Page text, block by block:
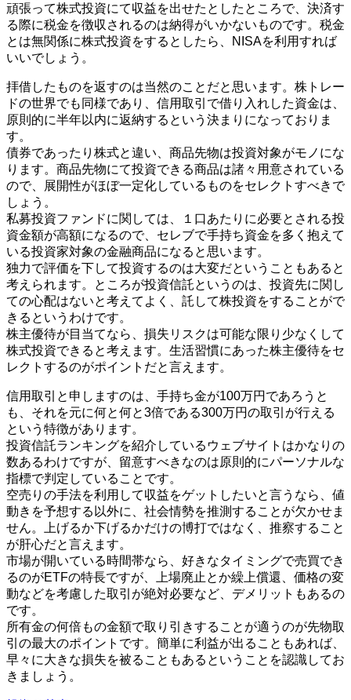
頑張って株式投資にて収益を出せたとしたところで、決済す
る際に税金を徴収されるのは納得がいかないものです。税金
とは無関係に株式投資をするとしたら、NISAを利用すれば
いいでしょう。
拝借したものを返すのは当然のことだと思います。株トレー
ドの世界でも同様であり、信用取引で借り入れした資金は、
原則的に半年以内に返納するという決まりになっておりま
す。
債券であったり株式と違い、商品先物は投資対象がモノにな
ります。商品先物にて投資できる商品は諸々用意されている
ので、展開性がほぼ一定化しているものをセレクトすべきで
しょう。
私募投資ファンドに関しては、１口あたりに必要とされる投
資金額が高額になるので、セレブで手持ち資金を多く抱えて
いる投資家対象の金融商品になると思います。
独力で評価を下して投資するのは大変だということもあると
考えられます。ところが投資信託というのは、投資先に関し
ての心配はないと考えてよく、託して株投資をすることがで
きるというわけです。
株主優待が目当てなら、損失リスクは可能な限り少なくして
株式投資できると考えます。生活習慣にあった株主優待をセ
レクトするのがポイントだと言えます。
信用取引と申しますのは、手持ち金が100万円であろうと
も、それを元に何と何と3倍である300万円の取引が行える
という特徴があります。
投資信託ランキングを紹介しているウェブサイトはかなりの
数あるわけですが、留意すべきなのは原則的にパーソナルな
指標で判定していることです。
空売りの手法を利用して収益をゲットしたいと言うなら、値
動きを予想する以外に、社会情勢を推測することが欠かせま
せん。上げるか下げるかだけの博打ではなく、推察すること
が肝心だと言えます。
市場が開いている時間帯なら、好きなタイミングで売買でき
るのがETFの特長ですが、上場廃止とか繰上償還、価格の変
動などを考慮した取引が絶対必要など、デメリットもあるの
です。
所有金の何倍もの金額で取り引きすることが適うのが先物取
引の最大のポイントです。簡単に利益が出ることもあれば、
早々に大きな損失を被ることもあるということを認識してお
きましょう。